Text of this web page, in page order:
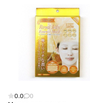
0.0 0